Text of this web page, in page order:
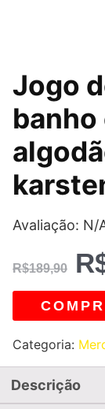
Jogo
banho
Avaliação: N/
R$189,90
O
Categoria:
Descrição